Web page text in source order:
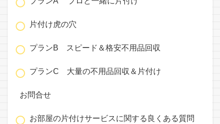
片付け虎の穴
プランB スピード＆格安不用品回収
プランC 大量の不用品回収＆片付け
お問合せ
お部屋の片付けサービスに関する良くある質問